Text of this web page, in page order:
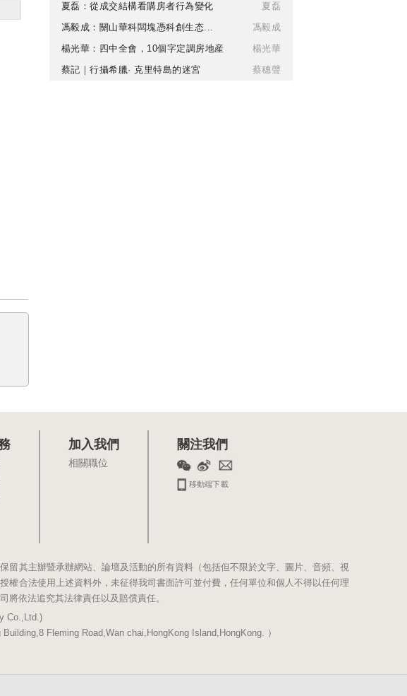
夏磊：從成交結構看購房者行為變化
夏磊
馮毅成：關山華科闆塊憑科創生态...
馮毅成
楊光華：四中全會，10個字定調房地産
楊光華
蔡記｜行攝希臘· 克里特島的迷宮
蔡穗聲
加入我們
相關職位
關注我們
移動端下載
其主辦暨承辦網站、論壇及活動的所有資料（包括但不限於文字、圖片、音頻、視
合法使用上述資料外，未征得我司書面許可並付費，任何單位和個人不得以任何理
將依法追究其法律責任以及賠償責任。
Co.,Ltd.)
Fleming Road,Wan chai,HongKong Island,HongKong. ）